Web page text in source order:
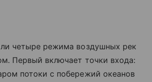
четыре режима воздушных рек
Первый включает точки входа:
потоки с побережий океанов